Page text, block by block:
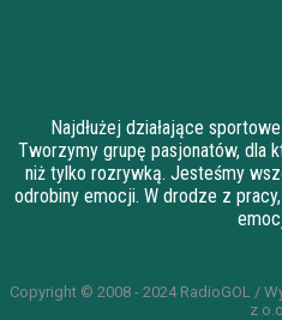
Najdłużej działające
Tworzymy grupę pasjonatów, dla
niż tylko rozrywką. Jesteśmy
odrobiny emocji. W drodze z
Copyright © 2008 - 2024 RadioGOL /
z